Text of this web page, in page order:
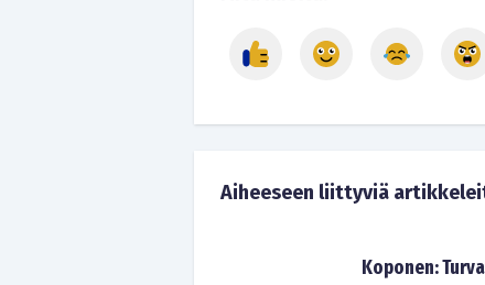
Aiheeseen liittyviä
Koponen: